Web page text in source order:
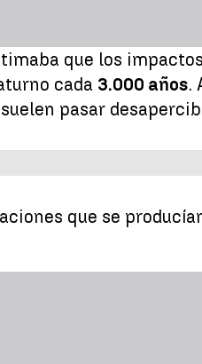
que los
cada 3.000 años.
pasar
que se